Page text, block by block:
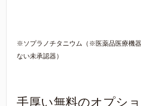
※ソプラノチタニウム（※医薬品医療機
ない未承認器）
手厚い無料のオプシ